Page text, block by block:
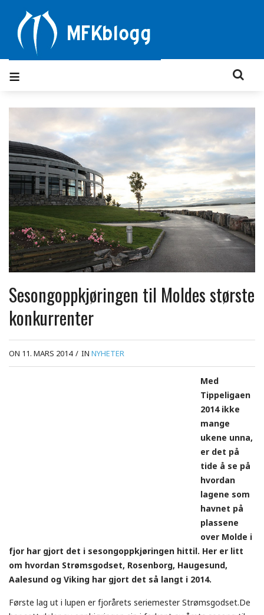
Sesongoppkjøringen til Moldes største
konkurrenter
ON 11. MARS 2014 / IN NYHETER
Med
Tippeligaen
2014 ikke
mange
ukene unna,
er det på
tide å se på
hvordan
lagene som
havnet på
plassene
over Molde i
fjor har gjort det i sesongoppkjøringen hittil. Her er litt
om hvordan Strømsgodset, Rosenborg, Haugesund,
Aalesund og Viking har gjort det så langt i 2014.
Første lag ut i lupen er fjorårets seriemester Strømsgodset.De